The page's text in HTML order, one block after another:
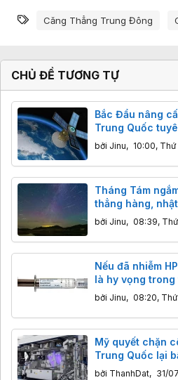
Từ khóa
Căng Thẳng Trung Đông
CHỦ ĐỀ TƯƠNG TỰ
Bắc Đẩu nâng
Trung Quốc
phá, độ chính
bởi Jinu, 10:00, Thứ
Tháng Tám
thẳng hàng,
ngôi sao khổng
bởi Jinu, 08:39,
Nếu đã nhiễm
là hy vọng trong
bởi Jinu, 08:20,
Mỹ quyết chặn
Trung Quốc lại
đường khác để
bởi ThanhDat, 31/